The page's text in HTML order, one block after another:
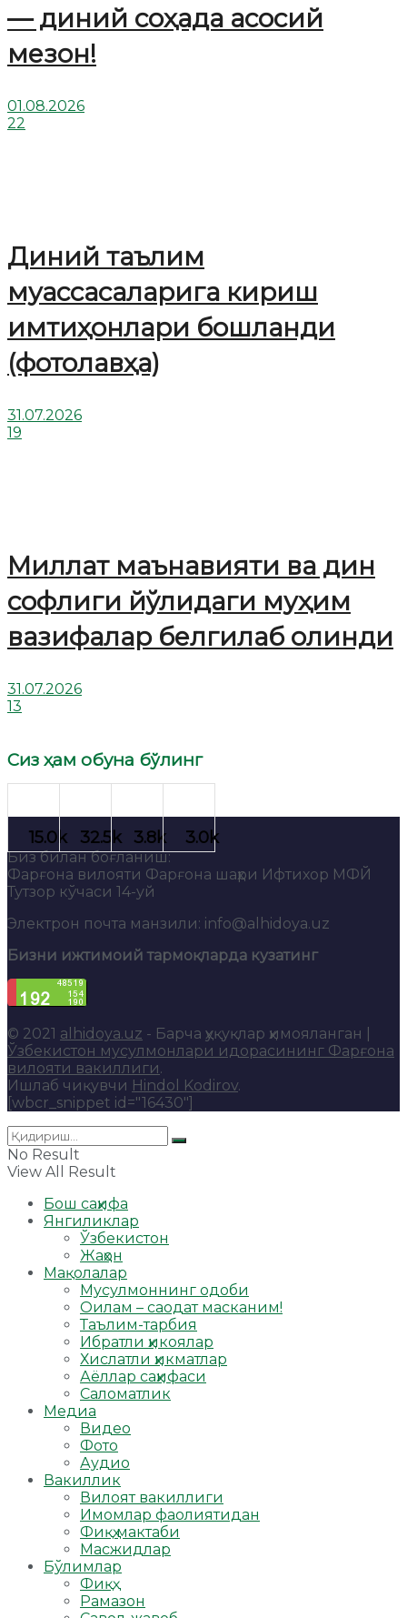
— диний соҳада асосий
мезон!
01.08.2026
22
Диний таълим
муассасаларига кириш
имтиҳонлари бошланди
(фотолавҳа)
31.07.2026
19
Миллат маънавияти ва дин
софлиги йўлидаги муҳим
вазифалар белгилаб олинди
31.07.2026
13
Сиз ҳам обуна бўлинг
Биз билан боғланиш:
Фарғона вилояти Фарғона шаҳри Ифтихор МФЙ
Тутзор кўчаси 14-уй
Электрон почта манзили: info@alhidoya.uz
Бизни ижтимоий тармоқларда кузатинг
© 2021 alhidoya.uz - Барча ҳуқуқлар ҳимояланган |
Ўзбекистон мусулмонлари идорасининг Фарғона
вилояти вакиллиги.
Ишлаб чиқувчи Hindol Kodirov.
[wbcr_snippet id="16430"]
No Result
View All Result
Бош саҳифа
Янгиликлар
Ўзбекистон
Жаҳон
Мақолалар
Мусулмоннинг одоби
Оилам – саодат масканим!
Таълим-тарбия
Ибратли ҳикоялар
Хислатли ҳикматлар
Аёллар саҳифаси
Саломатлик
Медиа
Видео
Фото
Аудио
Вакиллик
Вилоят вакиллиги
Имомлар фаолиятидан
Фиқҳ мактаби
Масжидлар
Бўлимлар
Фиқҳ
Рамазон